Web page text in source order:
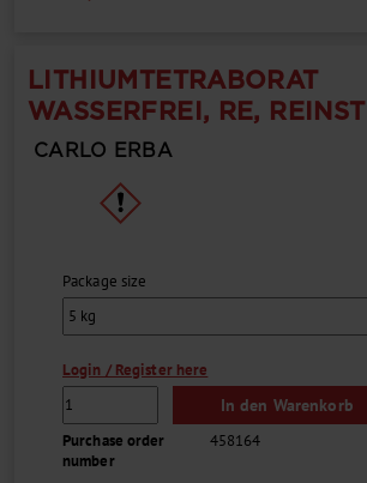
LITHIUMTETRABORAT
WASSERFREI, RE, REINST
CARLO ERBA
Package size
Login / Register here
In den Warenkorb
Purchase order
number
458164